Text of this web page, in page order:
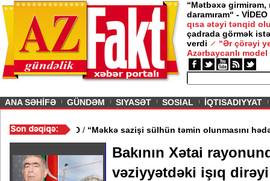
“Mətbəxə girmirəm,
daramıram“ - VİDEO
qısa ətəyi tənqid
çadrada görmək
verdi
“Ər çörəyi
Azərbaycanlı model
ANA SƏHİFƏ GÜNDƏM SIYASƏT SOSIAL İQTISADIYYAT
kənarlaşdırılıb - VİDEO/“Məkkə sazişi sülhün təmin
Bakının Xətai
vəziyyətdəki işıq